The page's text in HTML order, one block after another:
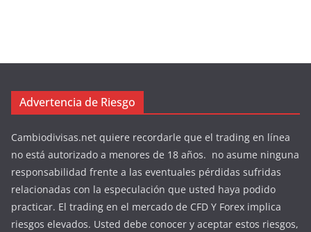
Advertencia de Riesgo
Cambiodivisas.net quiere recordarle que el trading en línea
no está autorizado a menores de 18 años. no asume ninguna
responsabilidad frente a las eventuales pérdidas sufridas
relacionadas con la especulación que usted haya podido
practicar. El trading en el mercado de CFD Y Forex implica
riesgos elevados. Usted debe conocer y aceptar estos riesgos,